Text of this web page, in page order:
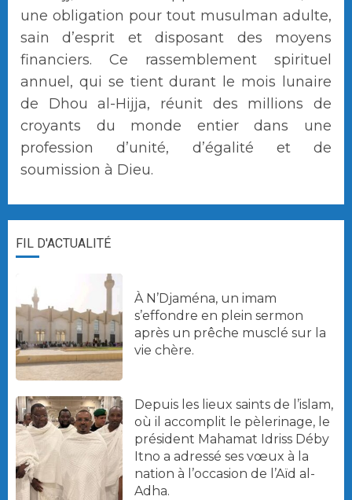
une obligation pour tout musulman adulte,
sain d’esprit et disposant des moyens
financiers. Ce rassemblement spirituel
annuel, qui se tient durant le mois lunaire
de Dhou al-Hijja, réunit des millions de
croyants du monde entier dans une
profession d’unité, d’égalité et de
soumission à Dieu.
FIL D'ACTUALITÉ
À N’Djaména, un imam
s’effondre en plein sermon
après un prêche musclé sur la
vie chère.
Depuis les lieux saints de l’islam,
où il accomplit le pèlerinage, le
président Mahamat Idriss Déby
Itno a adressé ses vœux à la
nation à l’occasion de l’Aïd al-
Adha.